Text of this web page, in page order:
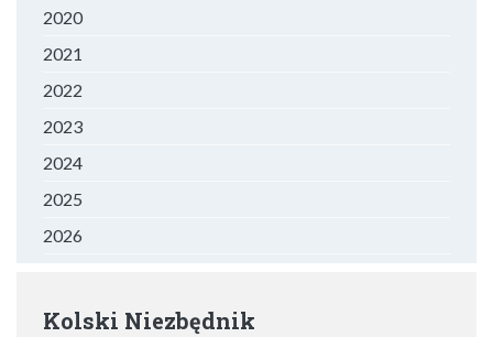
2020
2021
2022
2023
2024
2025
2026
Kolski Niezbędnik